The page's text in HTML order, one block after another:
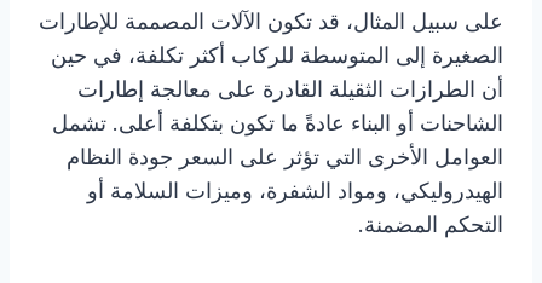
على سبيل المثال، قد تكون الآلات المصممة للإطارات
الصغيرة إلى المتوسطة للركاب أكثر تكلفة، في حين
أن الطرازات الثقيلة القادرة على معالجة إطارات
الشاحنات أو البناء عادةً ما تكون بتكلفة أعلى. تشمل
العوامل الأخرى التي تؤثر على السعر جودة النظام
الهيدروليكي، ومواد الشفرة، وميزات السلامة أو
التحكم المضمنة.